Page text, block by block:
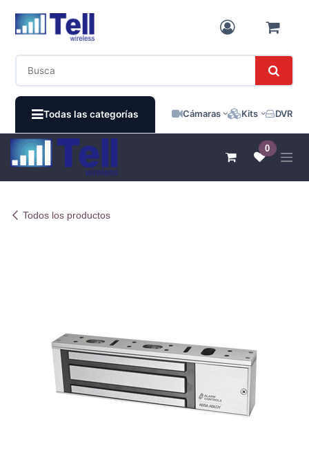
Todas las categorías Cámaras Kits DVR /
0
Todos los productos